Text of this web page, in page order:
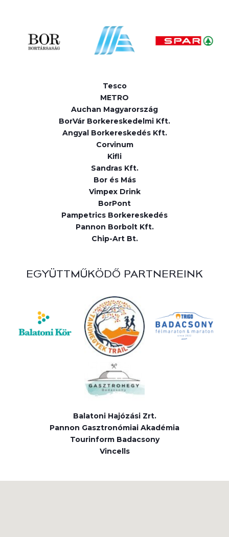
Tesco
METRO
Auchan Magyarország
BorVár Borkereskedelmi Kft.
Angyal Borkereskedés Kft.
Corvinum
Kifli
Sandras Kft.
Bor és Más
Vimpex Drink
BorPont
Pampetrics Borkereskedés
Pannon Borbolt Kft.
Chip-Art Bt.
EGYÜTTMŰKÖDŐ PARTNEREINK
Balatoni Hajózási Zrt.
Pannon Gasztronómiai Akadémia
Tourinform Badacsony
Vincells